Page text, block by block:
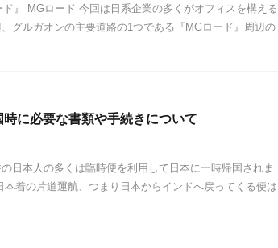
』 MGロード 今回は日系企業の多くがオフィスを構える
グルガオンの主要道路の1つである『MGロード』周辺の
時に必要な書類や手続きについて
日本人の多くは臨時便を利用して日本に一時帰国されま
着の片道運航、つまり日本からインドへ戻ってくる便は